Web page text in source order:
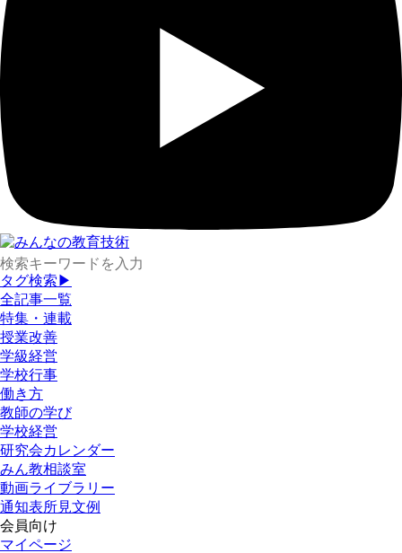
タグ検索▶
全記事一覧
特集・連載
授業改善
学級経営
学校行事
働き方
教師の学び
学校経営
研究会カレンダー
みん教相談室
動画ライブラリー
通知表所見文例
会員向け
マイページ